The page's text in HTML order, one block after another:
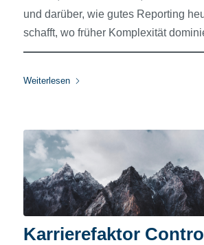
und darüber, wie gutes Reporting
schafft, wo früher Komplexität
Weiterlesen
Karrierefaktor